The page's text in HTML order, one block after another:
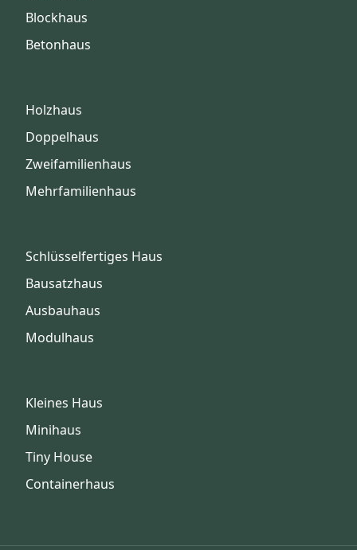
Blockhaus
Betonhaus
Holzhaus
Doppelhaus
Zweifamilienhaus
Mehrfamilienhaus
Schlüsselfertiges Haus
Bausatzhaus
Ausbauhaus
Modulhaus
Kleines Haus
Minihaus
Tiny House
Containerhaus